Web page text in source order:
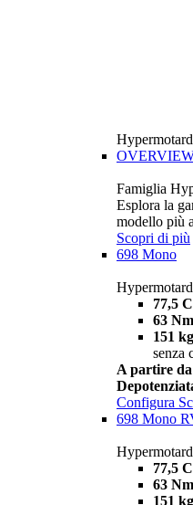
Hypermotard
Famiglia
Esplora la
modello più
Scopri di più
698 Mono
77,5
63 Nm
151 kg
senza
A partire da
Configura
698 Mono
77,5
63 Nm
151 kg